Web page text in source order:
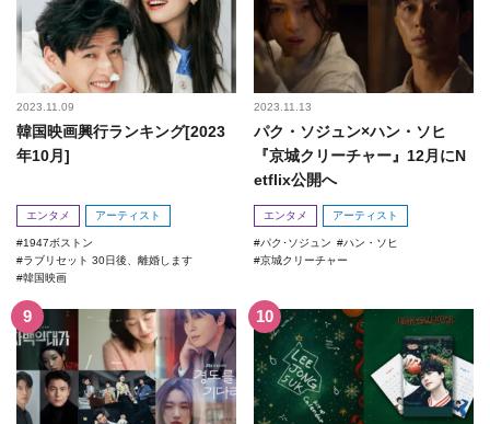
2023.11.09
韓国映画興行ランキング[2023
年10月]
エンタメ アーティスト
1947ボストン
ラブリセット 30日後、離婚します
韓国映画
2023.11.13
パク・ソジュン×ハン・ソヒ
『京城クリーチャー』12月にN
etflix公開へ
エンタメ アーティスト
パク･ソジュン
ハン・ソヒ
京城クリーチャー